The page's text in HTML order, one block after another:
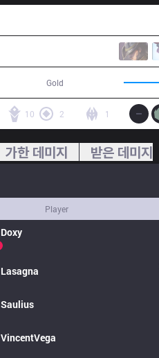
Gold
10 2 1
가한 데미지 받은 데미지
Player
Doxy
Lasagna
Saulius
VincentVega